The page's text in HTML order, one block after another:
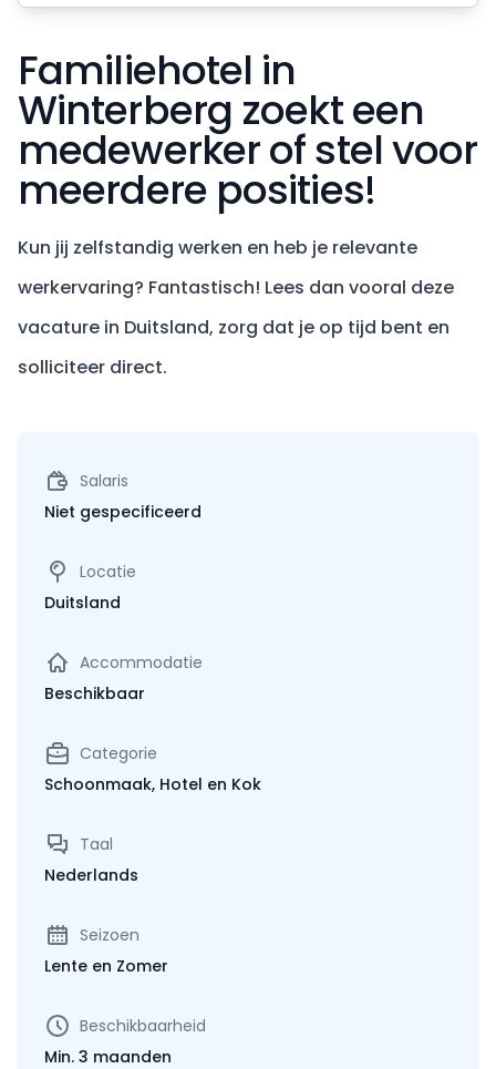
Familiehotel in
Winterberg zoekt een
medewerker of stel voor
meerdere posities!
Kun jij zelfstandig werken en heb je relevante
werkervaring? Fantastisch! Lees dan vooral deze
vacature in Duitsland, zorg dat je op tijd bent en
solliciteer direct. ‍
Salaris
Niet gespecificeerd
Locatie
Duitsland
Accommodatie
Beschikbaar
Categorie
Schoonmaak, Hotel en Kok
Taal
Nederlands
Seizoen
Lente en Zomer
Beschikbaarheid
Min. 3 maanden